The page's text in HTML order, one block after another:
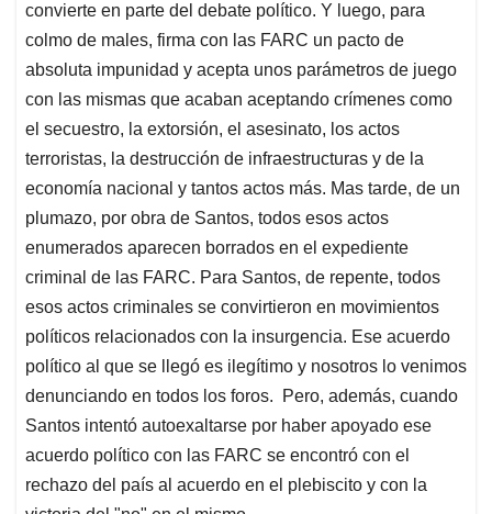
convierte en parte del debate político. Y luego, para
colmo de males, firma con las FARC un pacto de
absoluta impunidad y acepta unos parámetros de juego
con las mismas que acaban aceptando crímenes como
el secuestro, la extorsión, el asesinato, los actos
terroristas, la destrucción de infraestructuras y de la
economía nacional y tantos actos más. Mas tarde, de un
plumazo, por obra de Santos, todos esos actos
enumerados aparecen borrados en el expediente
criminal de las FARC. Para Santos, de repente, todos
esos actos criminales se convirtieron en movimientos
políticos relacionados con la insurgencia. Ese acuerdo
político al que se llegó es ilegítimo y nosotros lo venimos
denunciando en todos los foros. Pero, además, cuando
Santos intentó autoexaltarse por haber apoyado ese
acuerdo político con las FARC se encontró con el
rechazo del país al acuerdo en el plebiscito y con la